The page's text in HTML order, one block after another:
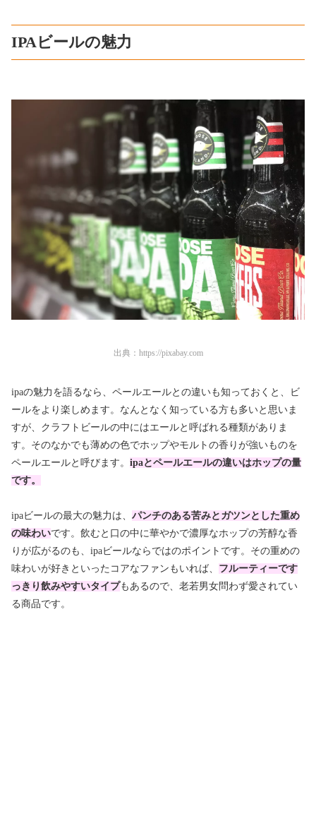
IPAビールの魅力
出典： https://pixabay.com
ipaの魅力を語るなら、ペールエールとの違いも知っておくと、ビ
ールをより楽しめます。なんとなく知っている方も多いと思いま
すが、クラフトビールの中にはエールと呼ばれる種類がありま
す。そのなかでも薄めの色でホップやモルトの香りが強いものを
ペールエールと呼びます。 ipaとペールエールの違いはホップの量
です。
ipaビールの最大の魅力は、 パンチのある苦みとガツンとした重め
の味わいです。飲むと口の中に華やかで濃厚なホップの芳醇な香
りが広がるのも、ipaビールならではのポイントです。その重めの
味わいが好きといったコアなファンもいれば、 フルーティーです
っきり飲みやすいタイプもあるので、老若男女問わず愛されてい
る商品です。